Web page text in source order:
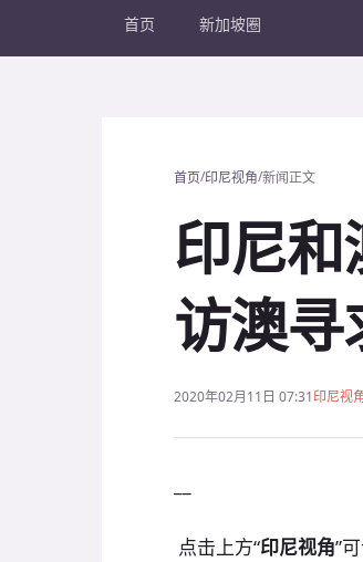
首页 新加坡圈
首页/印尼视角/新闻正文
印尼和
访澳
2020年02月11日 07:31印尼视
点击上方“印尼视角”